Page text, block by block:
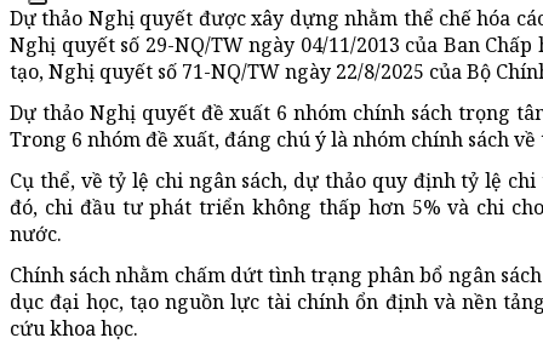
Dự thảo Nghị quyết được xây dựng nhằm thể chế hóa
Nghị quyết số 29-NQ/TW ngày 04/11/2013 của Ban
tạo, Nghị quyết số 71-NQ/TW ngày 22/8/2025 của Bộ
Dự thảo Nghị quyết đề xuất 6 nhóm chính sách trọng
Trong 6 nhóm đề xuất, đáng chú ý là nhóm chính sách
Cụ thể, về tỷ lệ chi ngân sách, dự thảo quy định tỷ lệ
đó, chi đầu tư phát triển không thấp hơn 5% và chi
nước.
Chính sách nhằm chấm dứt tình trạng phân bổ ngân
dục đại học, tạo nguồn lực tài chính ổn định và nền
cứu khoa học.